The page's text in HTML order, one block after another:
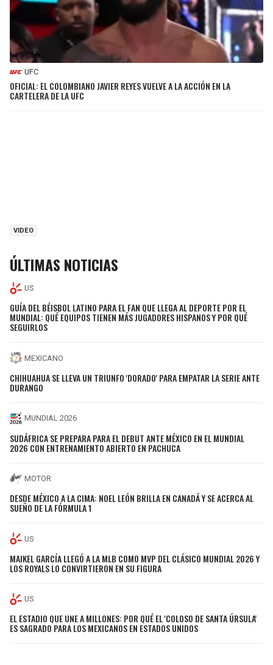
UFC
OFICIAL: EL COLOMBIANO JAVIER REYES VUELVE A LA ACCIÓN EN LA
CARTELERA DE LA UFC
VIDEO
ÚLTIMAS NOTICIAS
US
GUÍA DEL BÉISBOL LATINO PARA EL FAN QUE LLEGA AL DEPORTE POR EL
MUNDIAL: QUÉ EQUIPOS TIENEN MÁS JUGADORES HISPANOS Y POR QUÉ
SEGUIRLOS
MEXICANO
CHIHUAHUA SE LLEVA UN TRIUNFO 'DORADO' PARA EMPATAR LA SERIE ANTE
DURANGO
MUNDIAL 2026
SUDÁFRICA SE PREPARA PARA EL DEBUT ANTE MÉXICO EN EL MUNDIAL
2026 CON ENTRENAMIENTO ABIERTO EN PACHUCA
MOTOR
DESDE MÉXICO A LA CIMA: NOEL LEÓN BRILLA EN CANADÁ Y SE ACERCA AL
SUEÑO DE LA FÓRMULA 1
US
MAIKEL GARCÍA LLEGÓ A LA MLB COMO MVP DEL CLÁSICO MUNDIAL 2026 Y
LOS ROYALS LO CONVIRTIERON EN SU FIGURA
US
EL ESTADIO QUE UNE A MILLONES: POR QUÉ EL 'COLOSO DE SANTA ÚRSULA'
ES SAGRADO PARA LOS MEXICANOS EN ESTADOS UNIDOS